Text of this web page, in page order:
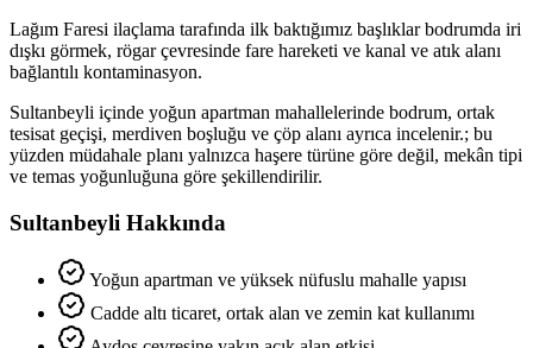
Lağım Faresi ilaçlama tarafında ilk baktığımız başlıklar bodrumda iri
dışkı görmek, rögar çevresinde fare hareketi ve kanal ve atık alanı
bağlantılı kontaminasyon.
Sultanbeyli içinde yoğun apartman mahallelerinde bodrum, ortak
tesisat geçişi, merdiven boşluğu ve çöp alanı ayrıca incelenir.; bu
yüzden müdahale planı yalnızca haşere türüne göre değil, mekân tipi
ve temas yoğunluğuna göre şekillendirilir.
Sultanbeyli Hakkında
Yoğun apartman ve yüksek nüfuslu mahalle yapısı
Cadde altı ticaret, ortak alan ve zemin kat kullanımı